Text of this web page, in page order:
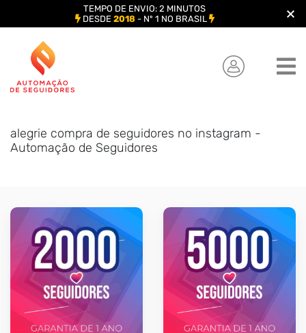
content
alegrie compra de seguidores no instagram -
Automação de Seguidores
TEMPO DE ENVIO: 2 MINUTOS
DESDE 2018- Nº 1 NO BRASIL